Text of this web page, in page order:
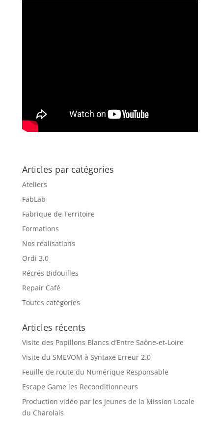
Articles par catégories
Ateliers
FabLab
Fabrique de Territoire
Formations
Nos réalisations
Ordi 3.0
Récrés Bidouilles
Repair Café
Toutes catégories
Articles récents
Visite des Papillons Blancs d’Entre Saône-et-Loire
Visite du SMEVOM à Syntaxe Erreur 2.0
Feuille de route du Numérique Responsable
Escape Game les Reconditionneurs
Production vidéo par les Jeunes de la Mission Locale
du Charolais